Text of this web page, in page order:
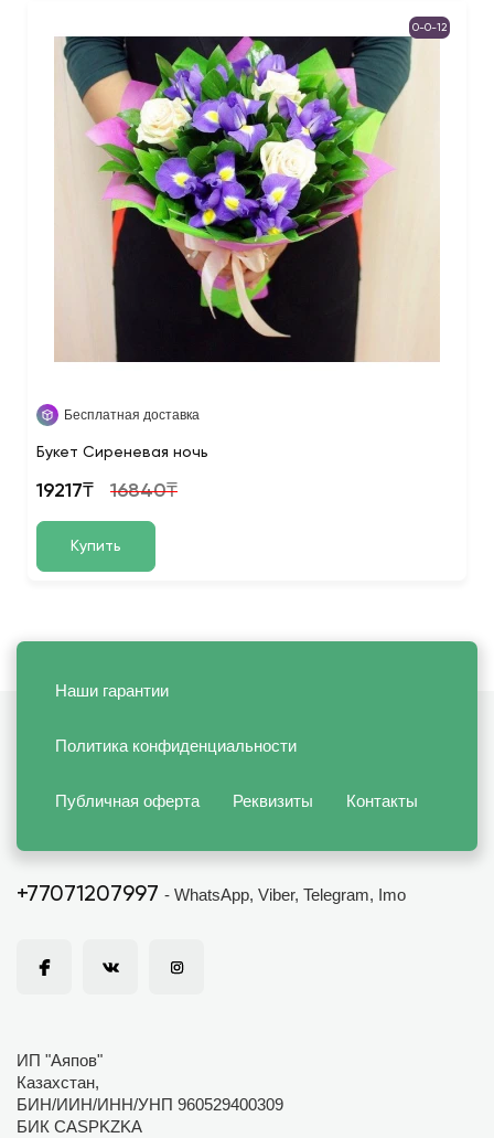
0-0-12
Бесплатная доставка
Букет Сиреневая ночь
19217₸ 16840₸
Купить
Наши гарантии
Политика конфиденциальности
Публичная оферта Реквизиты Контакты
+77071207997 - WhatsApp, Viber, Telegram, Imo
ИП "Аяпов"
Казахстан,
БИН/ИИН/ИНН/УНП 960529400309
БИК CASPKZKA